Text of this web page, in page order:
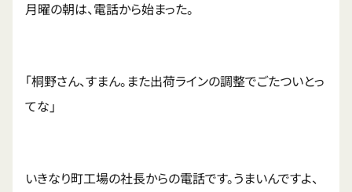
月曜の朝は、電話から始まった。
「桐野さん、すまん。また出荷ラインの調整でごたついとっ
てな」
いきなり町工場の社長からの電話です。うまいんですよ、